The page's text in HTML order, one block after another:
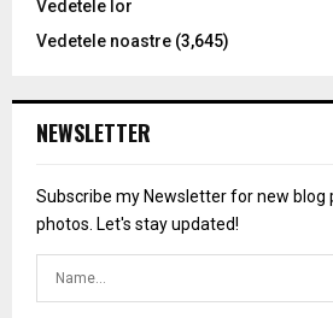
Vedetele lor
Vedetele noastre (3,645)
NEWSLETTER
Subscribe my Newsletter for new blog
photos. Let's stay updated!